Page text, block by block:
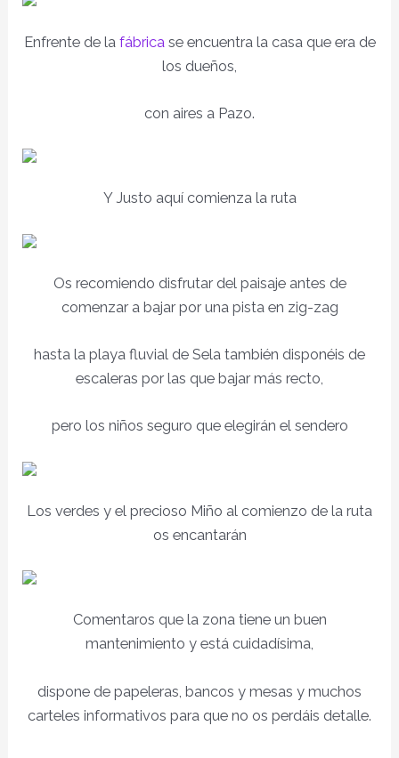
Enfrente de la fábrica se encuentra la casa que era de
los dueños,
con aires a Pazo.
Y Justo aquí comienza la ruta
Os recomiendo disfrutar del paisaje antes de
comenzar a bajar por una pista en zig-zag
hasta la playa fluvial de Sela también disponéis de
escaleras por las que bajar más recto,
pero los niños seguro que elegirán el sendero
Los verdes y el precioso Miño al comienzo de la ruta
os encantarán
Comentaros que la zona tiene un buen
mantenimiento y está cuidadísima,
dispone de papeleras, bancos y mesas y muchos
carteles informativos para que no os perdáis detalle.